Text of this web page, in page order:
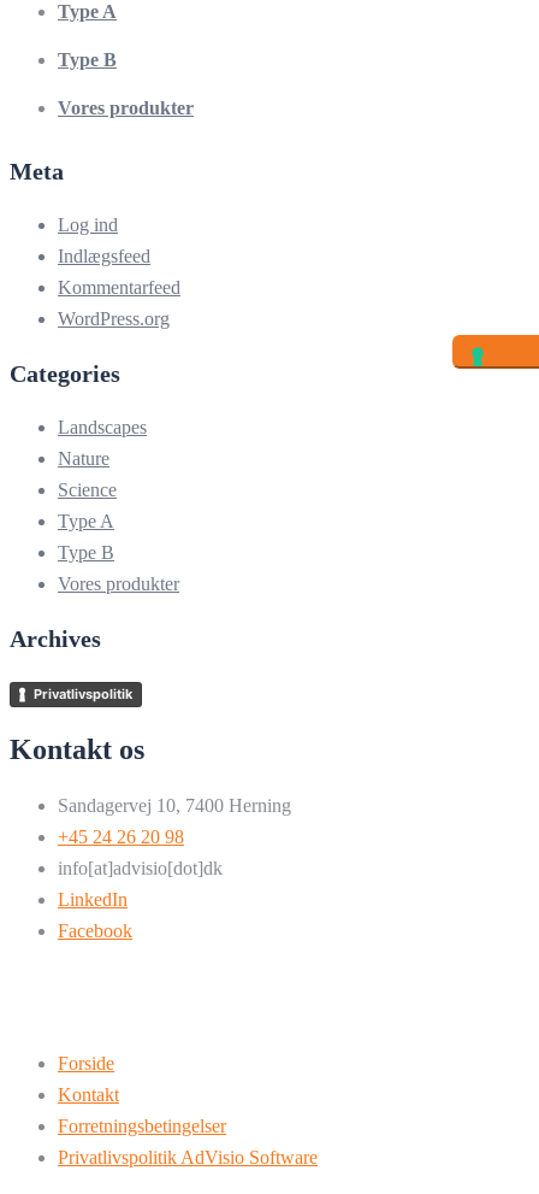
Type A
Type B
Vores produkter
Meta
Log ind
Indlægsfeed
Kommentarfeed
WordPress.org
Categories
Landscapes
Nature
Science
Type A
Type B
Vores produkter
Archives
Privatlivspolitik
Kontakt os
Sandagervej 10, 7400 Herning
+45 24 26 20 98
info[at]advisio[dot]dk
LinkedIn
Facebook
Forside
Kontakt
Forretningsbetingelser
Privatlivspolitik AdVisio Software